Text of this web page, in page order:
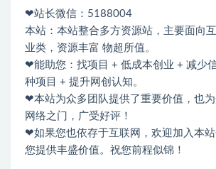
❤站长微信：5188004
本站：本站整合多方资源站，主要面向
业类，资源丰富 物超所值。
❤能助您：找项目 + 低成本创业 + 减少
种项目 + 提升网创认知。
❤本站为众多团队提供了重要价值，也
网络之门，广受好评！
❤如果您也依存于互联网，欢迎加入本
您提供丰盛价值。祝您前程似锦！